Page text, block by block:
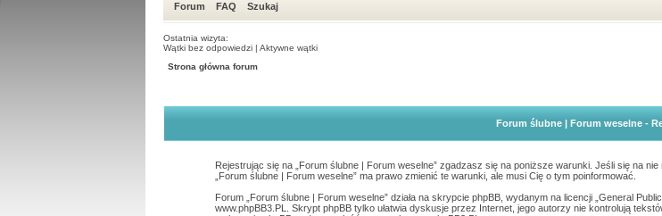
Forum FAQ Szukaj
Ostatnia wizyta:
Wątki bez odpowiedzi | Aktywne wątki
Strona główna forum
Forum ślubne | Forum weselne -
Rejestrując się na „Forum ślubne | Forum weselne” zgadzasz się na poniższe warunki. Jeśli się na
„Forum ślubne | Forum weselne” ma prawo zmienić te warunki, ale musi Cię o tym poinformować.
Forum „Forum ślubne | Forum weselne” działa na skrypcie phpBB, wydanym na licencji „ General
www.phpBB3.PL
. Skrypt phpBB tylko ułatwia dyskusje przez Internet, jego autorzy nie kontrolują